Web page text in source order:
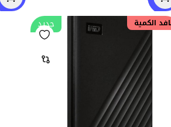
جديد الكمية